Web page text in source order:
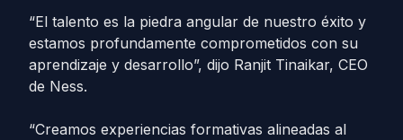
“El talento es la piedra angular de nuestro éxito y
estamos profundamente comprometidos con su
aprendizaje y desarrollo”, dijo Ranjit Tinaikar, CEO
de Ness.
“Creamos experiencias formativas alineadas al